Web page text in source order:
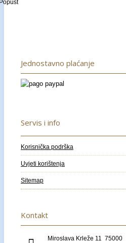
Jednostavno plaćanje
Servis i info
Korisnička podrška
Uvjeti korištenja
Sitemap
Kontakt
Miroslava Krleže 11 75000